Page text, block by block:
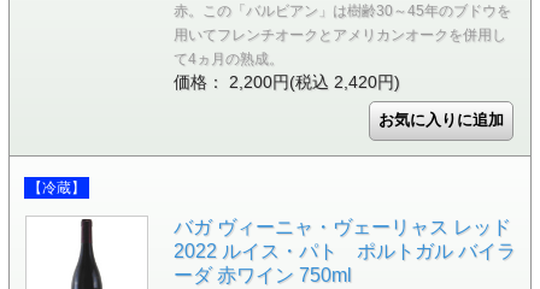
赤。この「バルビアン」は樹齢30～45年のブドウを
用いてフレンチオークとアメリカンオークを併用し
て4ヵ月の熟成。
価格： 2,200円(税込 2,420円)
【冷蔵】
バガ ヴィーニャ・ヴェーリャス レッド
2022 ルイス・パト ポルトガル バイラ
ーダ 赤ワイン 750ml